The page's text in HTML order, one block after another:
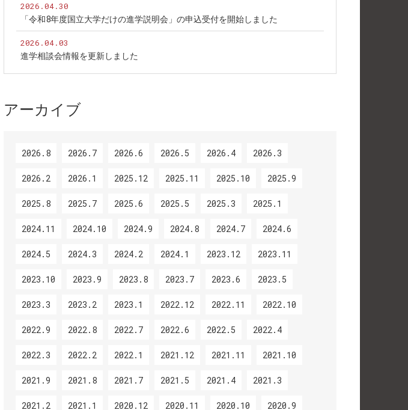
2026.04.30
「令和8年度国立大学だけの進学説明会」の申込受付を開始しました
2026.04.03
進学相談会情報を更新しました
アーカイブ
2026.8 2026.7 2026.6 2026.5 2026.4 2026.3
2026.2 2026.1 2025.12 2025.11 2025.10 2025.9
2025.8 2025.7 2025.6 2025.5 2025.3 2025.1
2024.11 2024.10 2024.9 2024.8 2024.7 2024.6
2024.5 2024.3 2024.2 2024.1 2023.12 2023.11
2023.10 2023.9 2023.8 2023.7 2023.6 2023.5
2023.3 2023.2 2023.1 2022.12 2022.11 2022.10
2022.9 2022.8 2022.7 2022.6 2022.5 2022.4
2022.3 2022.2 2022.1 2021.12 2021.11 2021.10
2021.9 2021.8 2021.7 2021.5 2021.4 2021.3
2021.2 2021.1 2020.12 2020.11 2020.10 2020.9